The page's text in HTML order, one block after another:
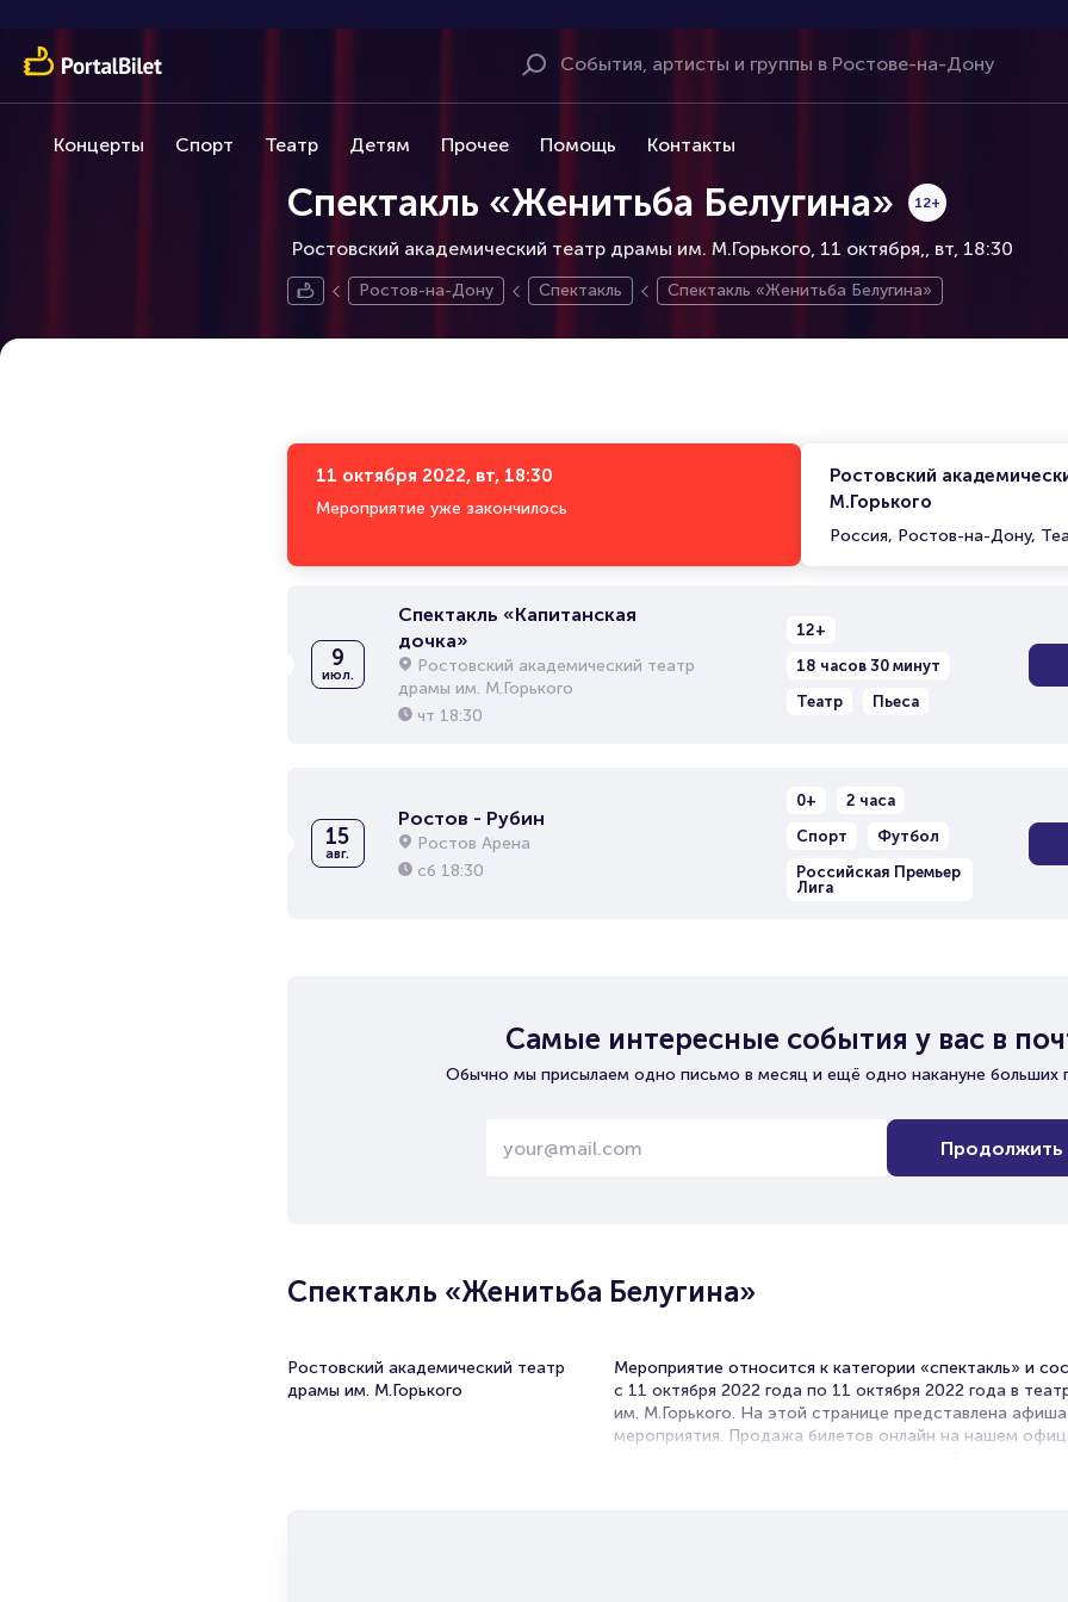
Концерты Спорт Театр Детям Прочее Помощь Контакты
Спектакль «Женитьба Белугина»
Ростовский академический театр драмы им. М.Горького, 11 октября,
12+
вт, 18:30
Ростов-на-Дону Спектакль Спектакль «Женитьба Белугина»
11 октября 2022, вт, 18:30
Мероприятие уже закончилось
Ростовский
М.Горького
Россия, Ростов-на-Дону,
9
июл.
Спектакль «Капитанская
дочка»
Ростовский академический театр
драмы им. М.Горького
чт 18:30
12+
18 часов 30 минут
Театр
Пьеса
15
авг.
Ростов - Рубин
Ростов Арена
сб 18:30
0+
2 часа
Спорт
Футбол
Российская Премьер
Лига
Самые интересные события у вас в
Обычно мы присылаем одно письмо в месяц и ещё одно накануне больших
Продолжить
Спектакль «Женитьба Белугина»
Ростовский академический театр
драмы им. М.Горького
Мероприятие относится к категории «спектакль» и
с 11 октября 2022 года по 11 октября 2022 года в
им. М.Горького. На этой странице представлена афиша
мероприятия. Продажа билетов онлайн на нашем